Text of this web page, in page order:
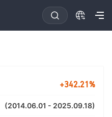
+342.21%
(2014.06.01 - 2025.09.18)